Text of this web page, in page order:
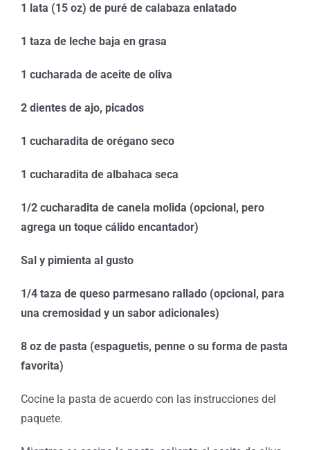
1 lata (15 oz) de puré de calabaza enlatado
1 taza de leche baja en grasa
1 cucharada de aceite de oliva
2 dientes de ajo, picados
1 cucharadita de orégano seco
1 cucharadita de albahaca seca
1/2 cucharadita de canela molida (opcional, pero
agrega un toque cálido encantador)
Sal y pimienta al gusto
1/4 taza de queso parmesano rallado (opcional, para
una cremosidad y un sabor adicionales)
8 oz de pasta (espaguetis, penne o su forma de pasta
favorita)
Cocine la pasta de acuerdo con las instrucciones del
paquete.